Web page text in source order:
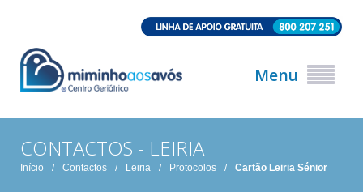
Menu
CONTACTOS - LEIRIA
Início / Contactos / Leiria / Protocolos / Cartão Leiria Sénior